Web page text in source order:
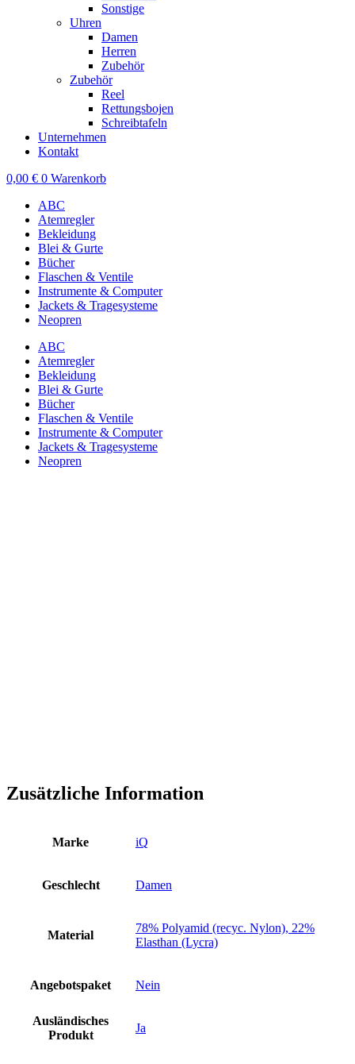
Sonstige
Uhren
Damen
Herren
Zubehör
Zubehör
Reel
Rettungsbojen
Schreibtafeln
Unternehmen
Kontakt
0,00 € 0 Warenkorb
ABC
Atemregler
Bekleidung
Blei & Gurte
Bücher
Flaschen & Ventile
Instrumente & Computer
Jackets & Tragesysteme
Neopren
ABC
Atemregler
Bekleidung
Blei & Gurte
Bücher
Flaschen & Ventile
Instrumente & Computer
Jackets & Tragesysteme
Neopren
Zusätzliche Information
Marke iQ
Geschlecht Damen
Material
78% Polyamid (recyc. Nylon), 22%
Elasthan (Lycra)
Angebotspaket Nein
Ausländisches
Produkt
Ja